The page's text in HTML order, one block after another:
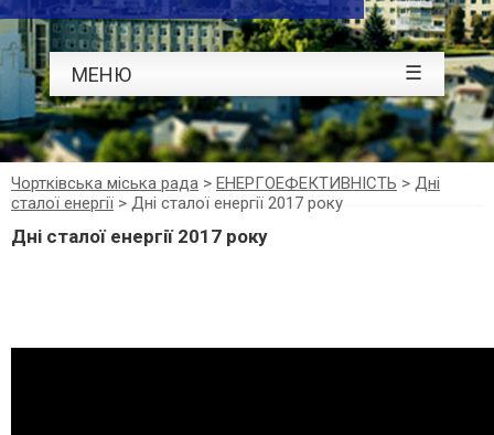
МЕНЮ ☰
Чортківська міська рада > ЕНЕРГОЕФЕКТИВНІСТЬ > Дні
сталої енергії > Дні сталої енергії 2017 року
Дні сталої енергії 2017 року